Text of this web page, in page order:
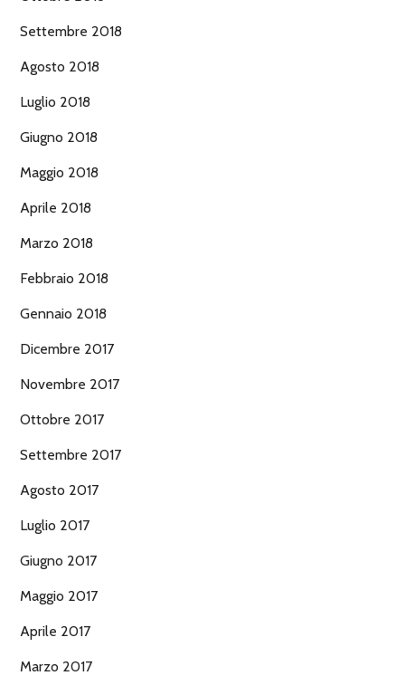
Settembre 2018
Agosto 2018
Luglio 2018
Giugno 2018
Maggio 2018
Aprile 2018
Marzo 2018
Febbraio 2018
Gennaio 2018
Dicembre 2017
Novembre 2017
Ottobre 2017
Settembre 2017
Agosto 2017
Luglio 2017
Giugno 2017
Maggio 2017
Aprile 2017
Marzo 2017